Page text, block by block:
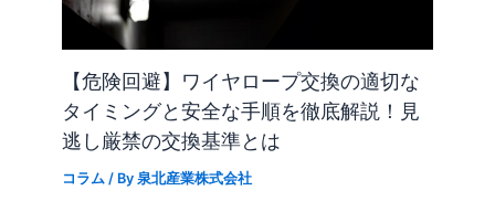
【危険回避】ワイヤロープ交換の適切な
タイミングと安全な手順を徹底解説！見
逃し厳禁の交換基準とは
コラム / By泉北産業株式会社